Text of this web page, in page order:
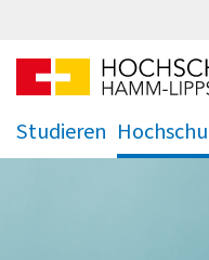
Studieren
. .